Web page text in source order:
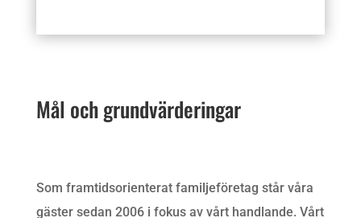
Mål och grundvärderingar
Som framtidsorienterat familjeföretag står våra
gäster sedan 2006 i fokus av vårt handlande. Vårt